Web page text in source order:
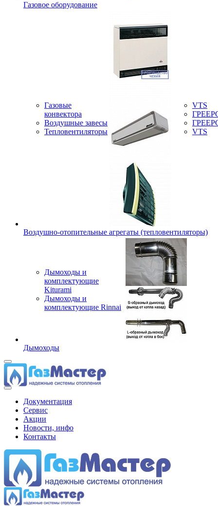
Газовое оборудование
Газовые
конвектора
Воздушные завесы
Тепловентиляторы
VTS
VTS
Воздушно-отопительные агрегаты (тепловентиляторы)
Дымоходы и
комплектующие
Kiturami
Дымоходы и
комплектующие Rinnai
Дымоходы
Документация
Сервис
Акции
Новости, инфо
Контакты